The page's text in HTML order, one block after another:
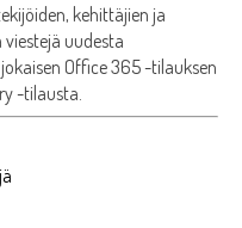
kehittäjien ja
uudesta
Office 365 -tilauksen
-tilausta.